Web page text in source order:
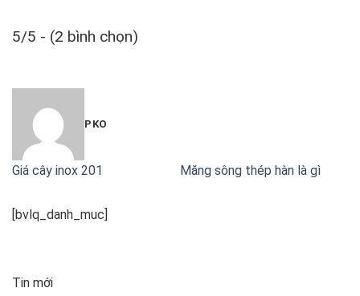
5/5 - (2 bình chọn)
PKO
Giá cây inox 201 Măng sông thép hàn là gì
[bvlq_danh_muc]
Tin mới